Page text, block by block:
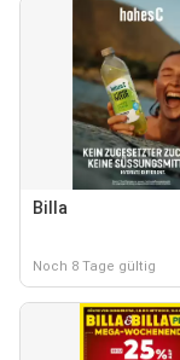
Billa
Noch 8 Tage gültig